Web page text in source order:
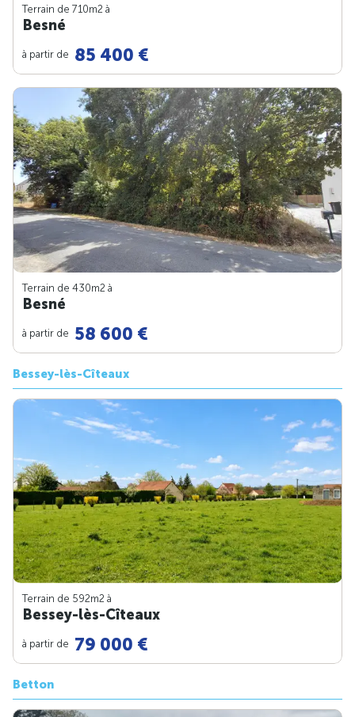
Terrain de 710m2 à
Besné
à partir de 85 400 €
Terrain de 430m2 à
Besné
à partir de 58 600 €
Bessey-lès-Cîteaux
Terrain de 592m2 à
Bessey-lès-Cîteaux
à partir de 79 000 €
Betton